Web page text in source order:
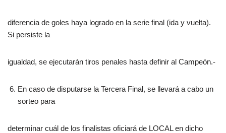
diferencia de goles haya logrado en la serie final (ida y vuelta).
Si persiste la
igualdad, se ejecutarán tiros penales hasta definir al Campeón.-
En caso de disputarse la Tercera Final, se llevará a cabo un
sorteo para
determinar cuál de los finalistas oficiará de LOCAL en dicho